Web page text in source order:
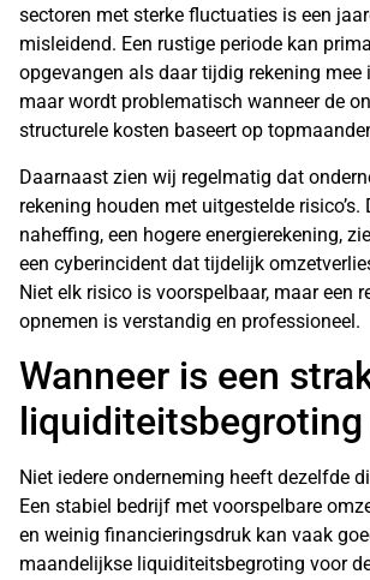
sectoren met sterke fluctuaties is een
misleidend. Een rustige periode kan
opgevangen als daar tijdig rekening mee
maar wordt problematisch wanneer de
structurele kosten baseert op
Daarnaast zien wij regelmatig dat
rekening houden met uitgestelde risico’s.
naheffing, een hogere energierekening,
een cyberincident dat tijdelijk
Niet elk risico is voorspelbaar, maar een
opnemen is verstandig en professioneel.
Wanneer is een
liquiditeitsbegroting
Niet iedere onderneming heeft dezelfde
Een stabiel bedrijf met voorspelbare
en weinig financieringsdruk kan vaak
maandelijkse liquiditeitsbegroting voor